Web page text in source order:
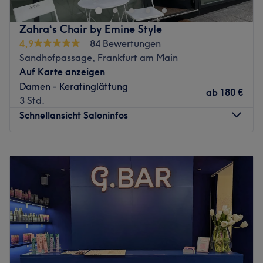
Das Team:
Was uns an dem Salon gefällt:
Atmosphäre: Herzlich, einladend, zum Wohlfühlen.
Expertise: Gesichtsbehandlungen, Mani- und Pediküre,
Augenbrauen- und Wimpernbehandlungen, Styling.
Extras: Kostenfreie Getränke und WLAN, keine Haustiere
erlaubt.
Zahra‘s Chair by Emine Style
4,9
84 Bewertungen
Sandhofpassage, Frankfurt am Main
Auf Karte anzeigen
Damen - Keratinglättung
3 Std.
ab 180 €
Schnellansicht Saloninfos
20:00
Mittwoch
Geschlossen
Donnerstag
10:00
17:00
Freitag
18:00
Samstag
15:00
Sonntag
Geschlossen
Wer Wert auf typgerechte Beratung, präzises Handwerk